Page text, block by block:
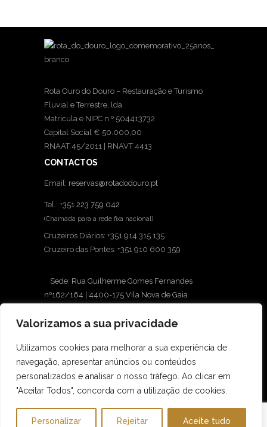
Valorizamos a sua privacidade
Utilizamos cookies para melhorar a sua experiência de
navegação, apresentar anúncios ou conteúdos
personalizados e analisar o nosso tráfego. Ao clicar em
"Aceitar Todos", concorda com a utilização de cookies.
Personalizar Rejeitar Aceite tudo
Rota Ouro do Douro – Restauração e Turismo
Fluvial e Terrestre, lda.
Matricula e NIPC n.º 504413732
Capital Social € 50.000,00
RNAAT 45/2011 | RNAVT 4413
CONTACTOS
Email: reservas@rotadodouro.pt
Tel.: +351 223 759 042
(Chamada para a rede fixa nacional)
Cruzeiros Diários: +351 914 315 135
Cruzeiro das Pontes: +351 910 600 359
Sede: Rua Guilherme Gomes Fernandes
nº162/164 | 4400-175 Vila Nova de Gaia
Nova de Gaia
INFORMAÇÕES
Ética e Compliance
Condições Gerais
Politica de privacidade